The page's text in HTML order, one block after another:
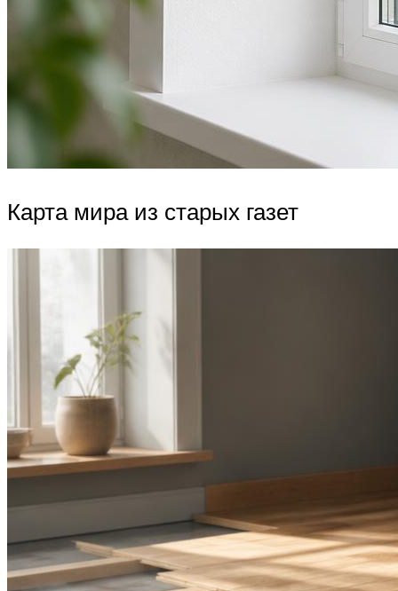
Карта мира из старых газет